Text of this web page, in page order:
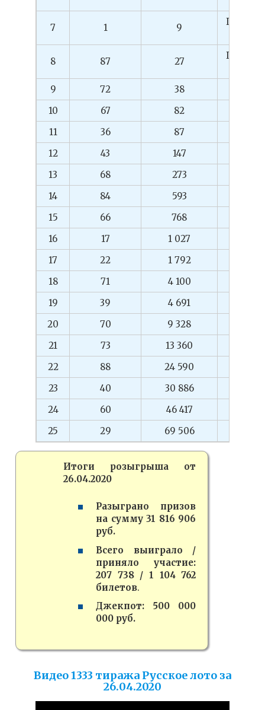
7 1 9
8 87 27
9
72 38
10
67 82
11
36 87
12
43 147
13
68 273
14
84 593
15
66 768
16
17 1 027
17
22 1 792
18
71 4 100
19
39 4 691
20
70 9 328
21
73 13 360
22
88 24 590
23
40 30 886
24
60 46 417
25
29 69 506
Итоги розыгрыша от
26.04.2020
Разыграно призов
на сумму 31 816 906
руб.
Всего выиграло /
приняло участие:
207 738 / 1 104 762
билетов.
Джекпот: 500 000
000 руб.
Видео 1333 тиража Русское лото за
26.04.2020